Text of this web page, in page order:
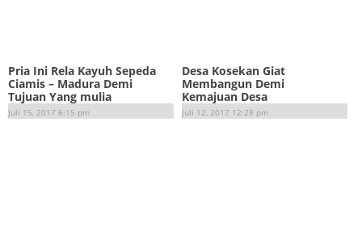
Pria Ini Rela Kayuh Sepeda
Ciamis – Madura Demi
Tujuan Yang mulia
Juli 15, 2017 6:15 pm
Desa Kosekan Giat
Membangun Demi
Kemajuan Desa
Juli 12, 2017 12:28 pm